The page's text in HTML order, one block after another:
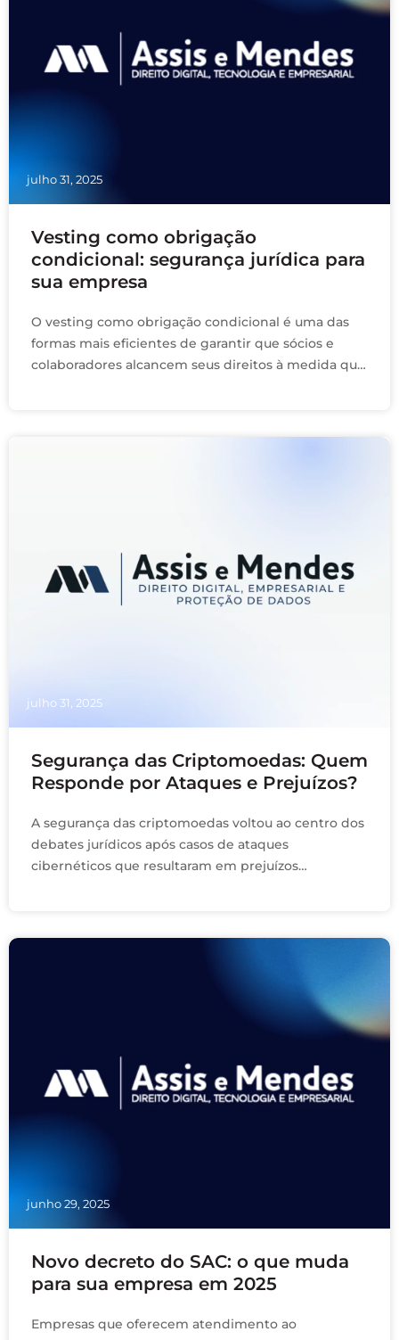
julho 31, 2025
Vesting como obrigação
condicional: segurança jurídica para
sua empresa
O vesting como obrigação condicional é uma das
formas mais eficientes de garantir que sócios e
colaboradores alcancem seus direitos à medida que
julho 31, 2025
Segurança das Criptomoedas: Quem
Responde por Ataques e Prejuízos?
A segurança das criptomoedas voltou ao centro dos
debates jurídicos após casos de ataques
cibernéticos que resultaram em prejuízos
junho 29, 2025
Novo decreto do SAC: o que muda
para sua empresa em 2025
Empresas que oferecem atendimento ao